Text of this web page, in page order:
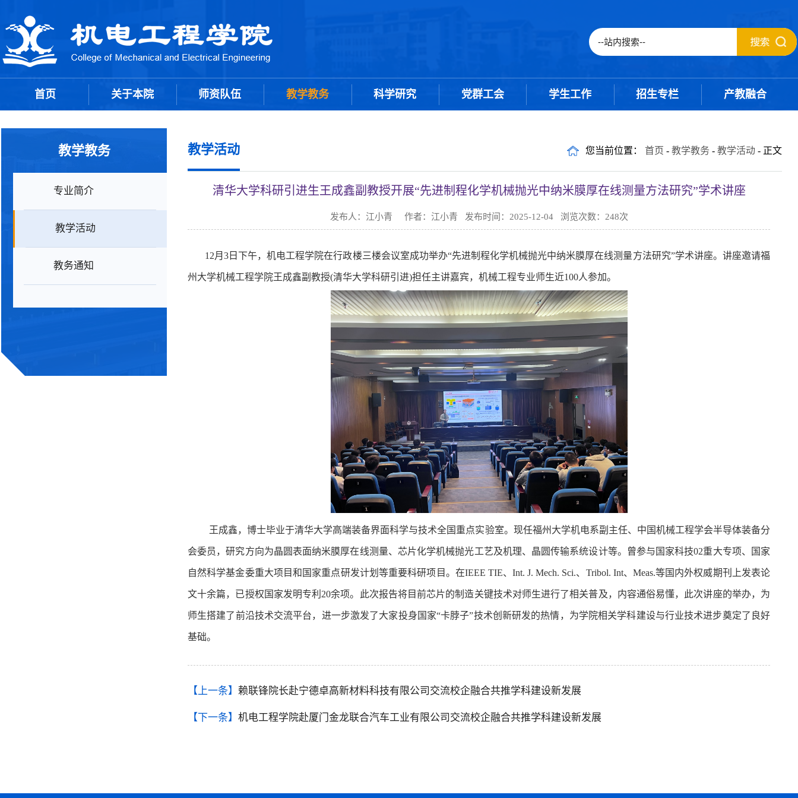
首页 关于本院 师资队伍 教学教务 科学研究 党群工会 学生工作 招生专栏 产教融合
教学教务
专业简介
教学活动
教务通知
教学活动 您当前位置： 首页 - 教学教务 - 教学活动 - 正文
清华大学科研引进生王成鑫副教授开展“先进制程化学机械抛光中纳米膜厚在线测量方法研究”学术讲座
发布人：江小青 作者：江小青 发布时间：2025-12-04 浏览次数： 248次
12月3日下午，机电工程学院在行政楼三楼会议室成功举办“先进制程化学机械抛光中纳米膜厚在线测量方法研究”学术讲座。讲座邀请福
州大学机械工程学院王成鑫副教授(清华大学科研引进)担任主讲嘉宾，机械工程专业师生近100人参加。
王成鑫，博士毕业于清华大学高端装备界面科学与技术全国重点实验室。现任福州大学机电系副主任、中国机械工程学会半导体装备分
会委员，研究方向为晶圆表面纳米膜厚在线测量、芯片化学机械抛光工艺及机理、晶圆传输系统设计等。曾参与国家科技02重大专项、国家
自然科学基金委重大项目和国家重点研发计划等重要科研项目。在IEEE TIE、Int. J. Mech. Sci.、Tribol. Int、Meas.等国内外权威期刊上发表论
文十余篇，已授权国家发明专利20余项。此次报告将目前芯片的制造关键技术对师生进行了相关普及，内容通俗易懂，此次讲座的举办，为
师生搭建了前沿技术交流平台，进一步激发了大家投身国家“卡脖子”技术创新研发的热情，为学院相关学科建设与行业技术进步奠定了良好
基础。
【上一条】 赖联锋院长赴宁德卓高新材料科技有限公司交流校企融合共推学科建设新发展
【下一条】 机电工程学院赴厦门金龙联合汽车工业有限公司交流校企融合共推学科建设新发展